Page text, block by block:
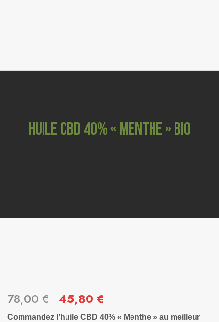
RESINES & POLLEN CBD
HUILE CBD 40% « MENTHE » BIO
78,00€ 45,80 €
Commandez l’huile CBD 40% « Menthe » au meilleur